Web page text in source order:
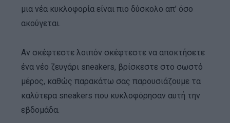
μια νέα κυκλοφορία είναι πιο δύσκολο απ’ όσο
ακούγεται.
Αν σκέφτεστε λοιπόν σκέφτεστε να αποκτήσετε
ένα νέο ζευγάρι sneakers, βρίσκεστε στο σωστό
μέρος, καθώς παρακάτω σας παρουσιάζουμε τα
καλύτερα sneakers που κυκλοφόρησαν αυτή την
εβδομάδα.